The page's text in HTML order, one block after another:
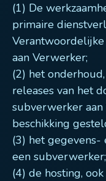
(1) De
primaire
aan Verwerker;
(2) het
releases van het
subverwerker
beschikking
(3) het gegevens-
een subverwerker;
(4) de hosting,